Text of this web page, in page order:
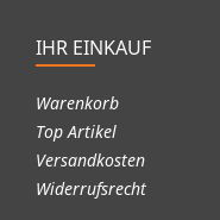
IHR EINKAUF
Warenkorb
Top Artikel
Versandkosten
Widerrufsrecht